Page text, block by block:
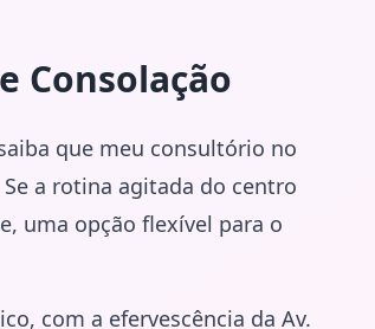
Consolação
que meu consultório no
a rotina agitada do centro
uma opção flexível para o
com a efervescência da Av.